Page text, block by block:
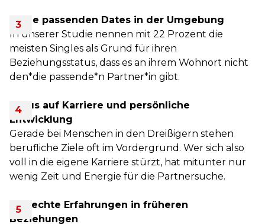
Keine passenden Dates in der Umgebung
In unserer Studie nennen mit 22 Prozent die
meisten Singles als Grund für ihren
Beziehungsstatus, dass es an ihrem Wohnort nicht
den*die passende*n Partner*in gibt.
Fokus auf Karriere und persönliche
Entwicklung
Gerade bei Menschen in den Dreißigern stehen
berufliche Ziele oft im Vordergrund. Wer sich also
voll in die eigene Karriere stürzt, hat mitunter nur
wenig Zeit und Energie für die Partnersuche.
Schlechte Erfahrungen in früheren
Beziehungen